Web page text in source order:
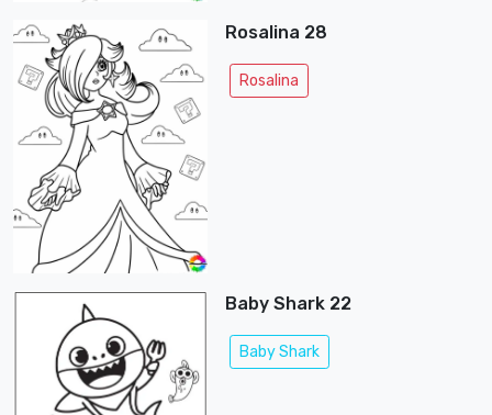
Rosalina 28
Rosalina
Baby Shark 22
Baby Shark